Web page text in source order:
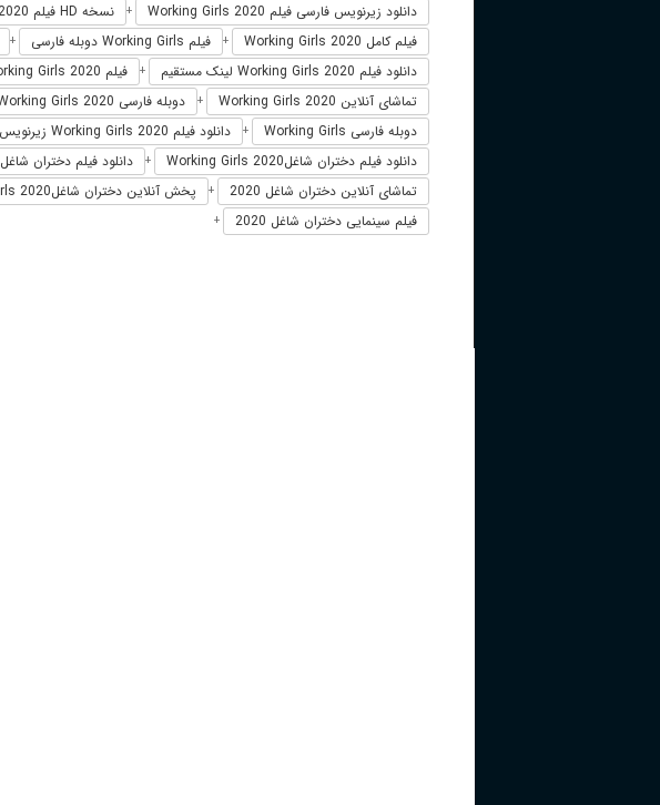
دانلود زیرنویس فارسی فیلم Working Girls 2020 + نسخه HD فیلم Working Girls 2020
فیلم کامل Working Girls 2020 + فیلم Working Girls دوبله فارسی +
دانلود فیلم Working Girls 2020 لینک مستقیم + فیلم Working Girls 2020
تماشای آنلاین Working Girls 2020 + دوبله فارسی Working Girls 2020
دوبله فارسی Working Girls + دانلود فیلم Working Girls 2020 زیرنویس فارسی
دانلود فیلم دختران شاغلWorking Girls 2020 + دانلود فیلم دختران شاغل 2020
تماشای آنلاین دختران شاغل 2020 + پخش آنلاین دختران شاغلWorking Girls 2020
فیلم سینمایی دختران شاغل 2020 +